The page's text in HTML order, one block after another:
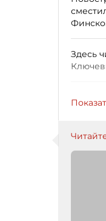
Здесь